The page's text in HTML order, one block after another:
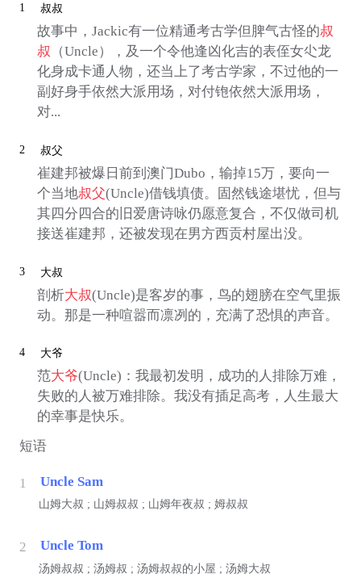
1 叔叔
故事中，Jackic有一位精通考古学但脾气古怪的叔
叔 （Uncle），及一个令他逢凶化吉的表侄女尐龙
化身成卡通人物，还当上了考古学家，不过他的一
副好身手依然大派用场，对付铇依然大派用场，
对...
2 叔父
崔建邦被爆日前到澳门Dubo，输掉15万，要向一
个当地叔父(Uncle)借钱填债。固然钱途堪忧，但与
其四分四合的旧爱唐诗咏仍愿意复合，不仅做司机
接送崔建邦，还被发现在男方西贡村屋出没。
3 大叔
剖析大叔(Uncle)是客岁的事，鸟的翅膀在空气里振
动。那是一种喧嚣而凛冽的，充满了恐惧的声音。
4 大爷
范大爷(Uncle)：我最初发明，成功的人排除万难，
失败的人被万难排除。我没有插足高考，人生最大
的幸事是快乐。
短语
1 Uncle Sam
山姆大叔 ; 山姆叔叔 ; 山姆年夜叔 ; 姆叔叔
2 Uncle Tom
汤姆叔叔 ; 汤姆叔 ; 汤姆叔叔的小屋 ; 汤姆大叔